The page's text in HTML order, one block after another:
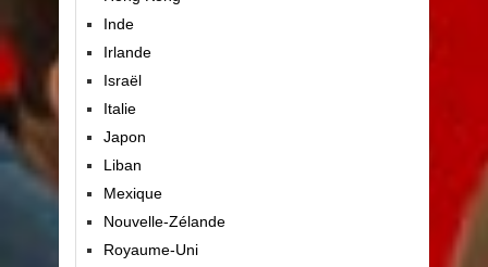
Inde
Irlande
Israël
Italie
Japon
Liban
Mexique
Nouvelle-Zélande
Royaume-Uni